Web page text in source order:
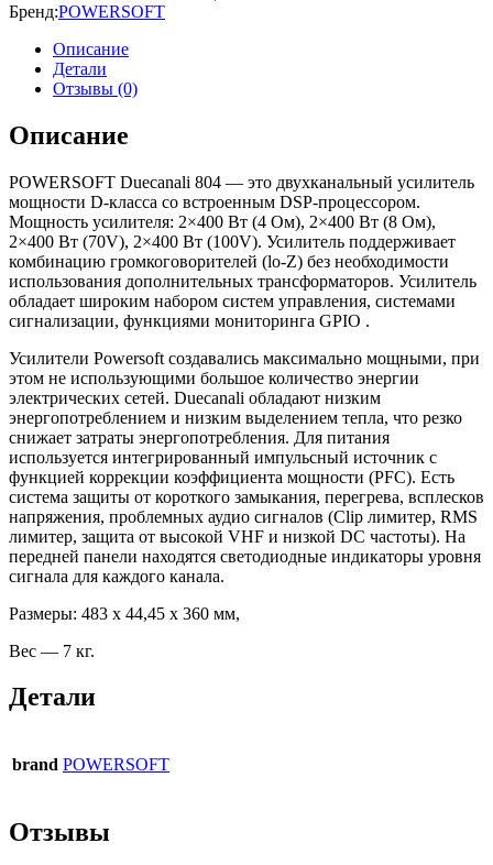
Бренд:POWERSOFT
Описание
Детали
Отзывы (0)
Описание
POWERSOFT Duecanali 804 — это двухканальный усилитель
мощности D-класса со встроенным DSP-процессором.
Мощность усилителя: 2×400 Вт (4 Ом), 2×400 Вт (8 Ом),
2×400 Вт (70V), 2×400 Вт (100V). Усилитель поддерживает
комбинацию громкоговорителей (lo-Z) без необходимости
использования дополнительных трансформаторов. Усилитель
обладает широким набором систем управления, системами
сигнализации, функциями мониторинга GPIO .
Усилители Powersoft создавались максимально мощными, при
этом не использующими большое количество энергии
электрических сетей. Duecanali обладают низким
энергопотреблением и низким выделением тепла, что резко
снижает затраты энергопотребления. Для питания
используется интегрированный импульсный источник с
функцией коррекции коэффициента мощности (PFC). Есть
система защиты от короткого замыкания, перегрева, всплесков
напряжения, проблемных аудио сигналов (Clip лимитер, RMS
лимитер, защита от высокой VHF и низкой DC частоты). На
передней панели находятся светодиодные индикаторы уровня
сигнала для каждого канала.
Размеры: 483 x 44,45 x 360 мм,
Вес — 7 кг.
Детали
brand POWERSOFT
Отзывы